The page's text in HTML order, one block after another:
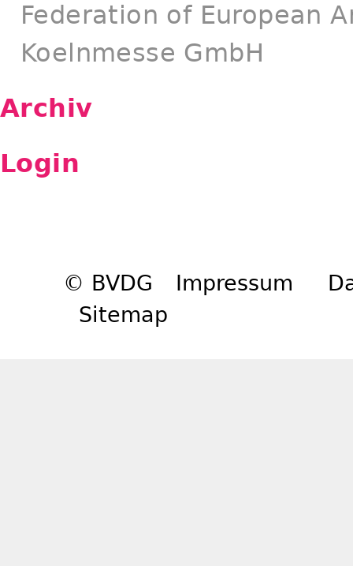
Federation of European
Koelnmesse GmbH
Archiv
Login
© BVDG Impressum
Sitemap